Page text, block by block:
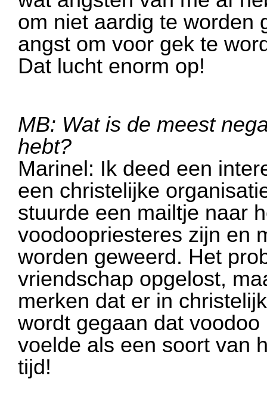
om niet aardig te worden
angst om voor gek te
Dat lucht enorm op!
MB: Wat is de meest
hebt?
Marinel: Ik deed een
een christelijke
stuurde een mailtje naar
voodoopriesteres zijn en
worden geweerd. Het
vriendschap opgelost,
merken dat er in
wordt gegaan dat
voelde als een soort van
tijd!